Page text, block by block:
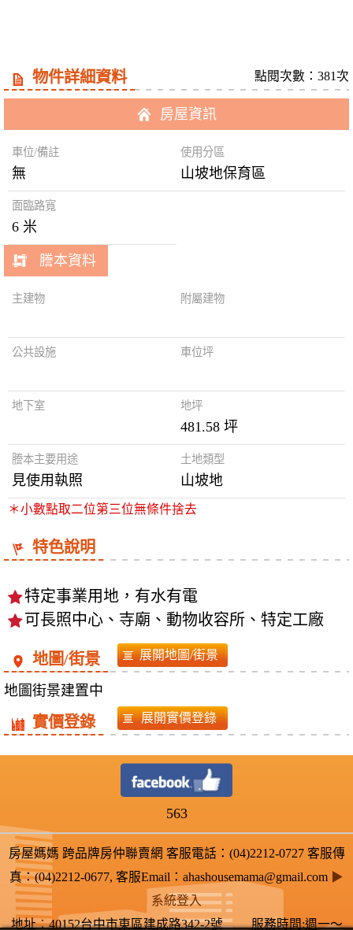
物件詳細資料 點閱次數：381次
房屋資訊
車位/備註
無
使用分區
山坡地保育區
面臨路寬
6 米
謄本資料
主建物 附屬建物
公共設施 車位坪
地下室 地坪
481.58 坪
謄本主要用途
見使用執照
土地類型
山坡地
＊小數點取二位第三位無條件捨去
特色說明
特定事業用地，有水有電
可長照中心、寺廟、動物收容所、特定工廠
地圖/街景
地圖街景建置中
實價登錄
563
房屋媽媽 跨品牌房仲聯賣網 客服電話：(04)2212-0727 客服傳
真：(04)2212-0677, 客服Email：ahashousemama@gmail.com ▶
系統登入
地址：40152台中市東區建成路342-2號 服務時間:週一～